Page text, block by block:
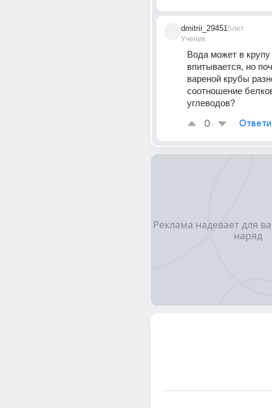
dmitrii_29451
Ученик
5лет
Вода может в крупу
впитывается, но
вареной крубы
соотношение
углеводов?
0